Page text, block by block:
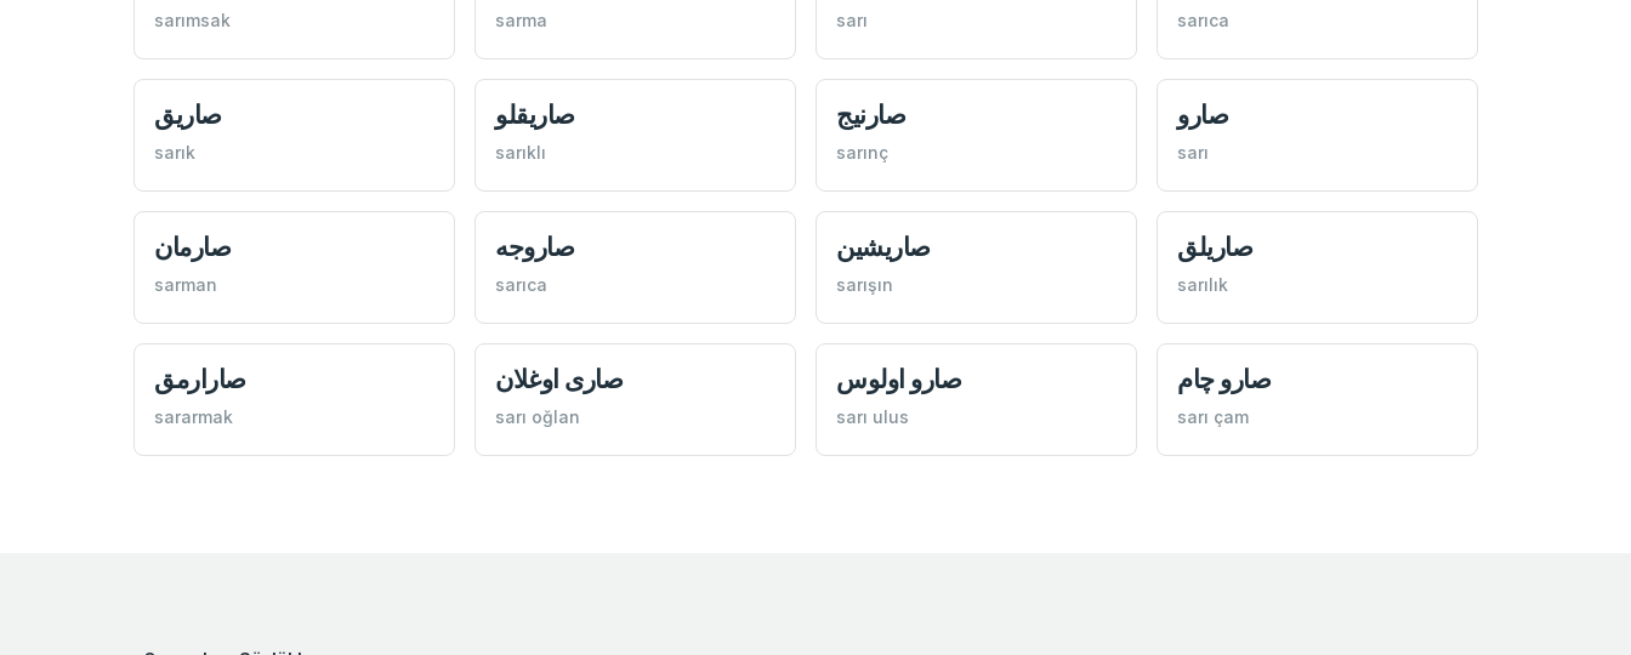
sarımsak sarma sarı sarıca
صاريق
sarık
صاريقلو
sarıklı
صارنيج
sarınç
صارو
sarı
صارمان
sarman
صاروجه
sarıca
صاريشين
sarışın
صاريلق
sarılık
صارارمق
sararmak
صاری اوغلان
sarı oğlan
صارو اولوس
sarı ulus
صارو چام
sarı çam